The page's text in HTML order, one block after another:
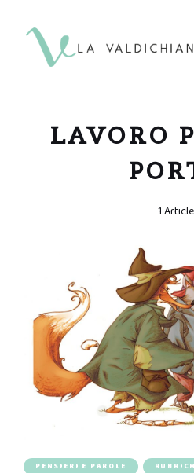
LAVORO
1 Article
PENSIERI E PAROLE